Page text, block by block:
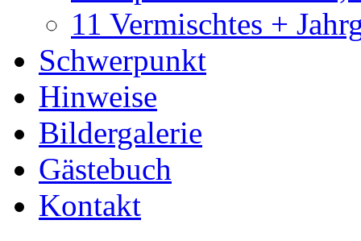
11 Vermischtes +
Schwerpunkt
Hinweise
Bildergalerie
Gästebuch
Kontakt